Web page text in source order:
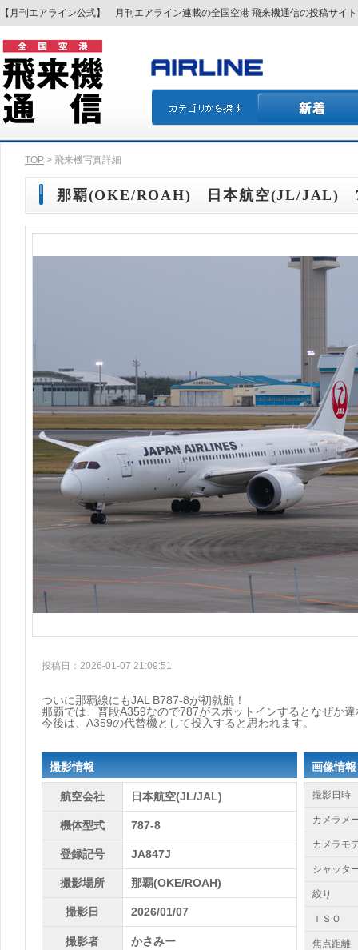
【月刊エアライン公式】 月刊エアライン連載の全国空港 飛来機通信の投稿サイ
TOP > 飛来機写真詳細
那覇(OKE/ROAH) 日本航空(JL/JAL)
投稿日：2026-01-07 21:09:51
ついに那覇線にもJAL B787-8が初就航！
那覇では、普段A359なので787がスポットインするとなぜか
今後は、A359の代替機として投入すると思われます。
撮影情報
航空会社 日本航空(JL/JAL)
機体型式 787-8
登録記号 JA847J
撮影場所 那覇(OKE/ROAH)
撮影日 2026/01/07
撮影者 かさみー
画像情報
撮影日時
カメラメ
カメラモ
シャッタ
絞り
ＩＳＯ
焦点距離